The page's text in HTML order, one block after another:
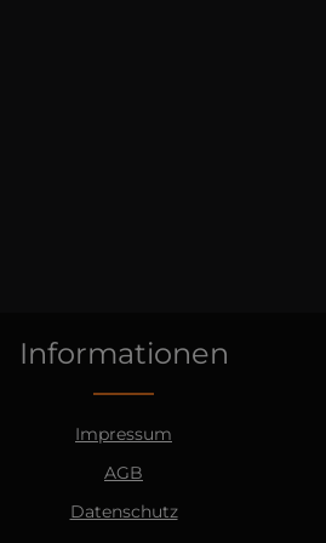
Informationen
Impressum
AGB
Datenschutz